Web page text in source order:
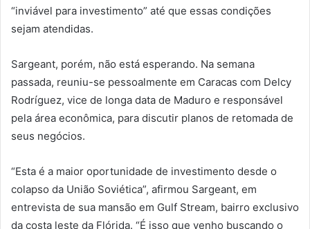
“inviável para investimento” até que essas condições
sejam atendidas.
Sargeant, porém, não está esperando. Na semana
passada, reuniu-se pessoalmente em Caracas com Delcy
Rodríguez, vice de longa data de Maduro e responsável
pela área econômica, para discutir planos de retomada de
seus negócios.
“Esta é a maior oportunidade de investimento desde o
colapso da União Soviética”, afirmou Sargeant, em
entrevista de sua mansão em Gulf Stream, bairro exclusivo
da costa leste da Flórida. “É isso que venho buscando o